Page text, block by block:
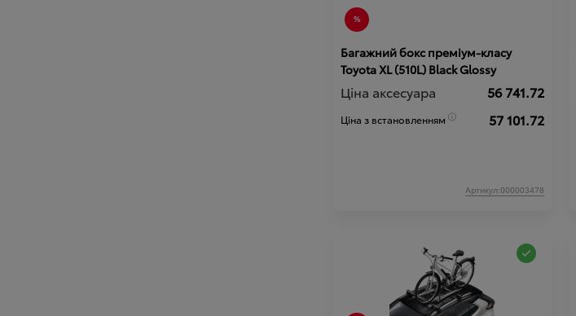
Багажний бокс преміум-класу
Toyota XL (510L) Black Glossy
Ціна аксесуара 56 741.72
Ціна з встановленням 57 101.72
Артикул:000003478